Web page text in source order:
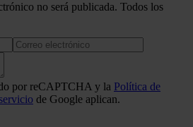
no será publicada. Todos los
por reCAPTCHA y la Política de
de Google aplican.